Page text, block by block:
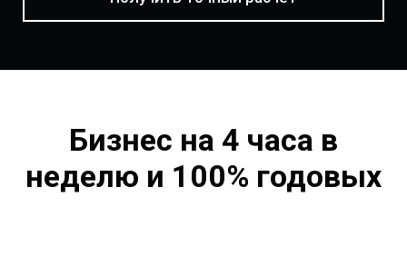
Бизнес на 4 часа в
неделю и 100% годовых